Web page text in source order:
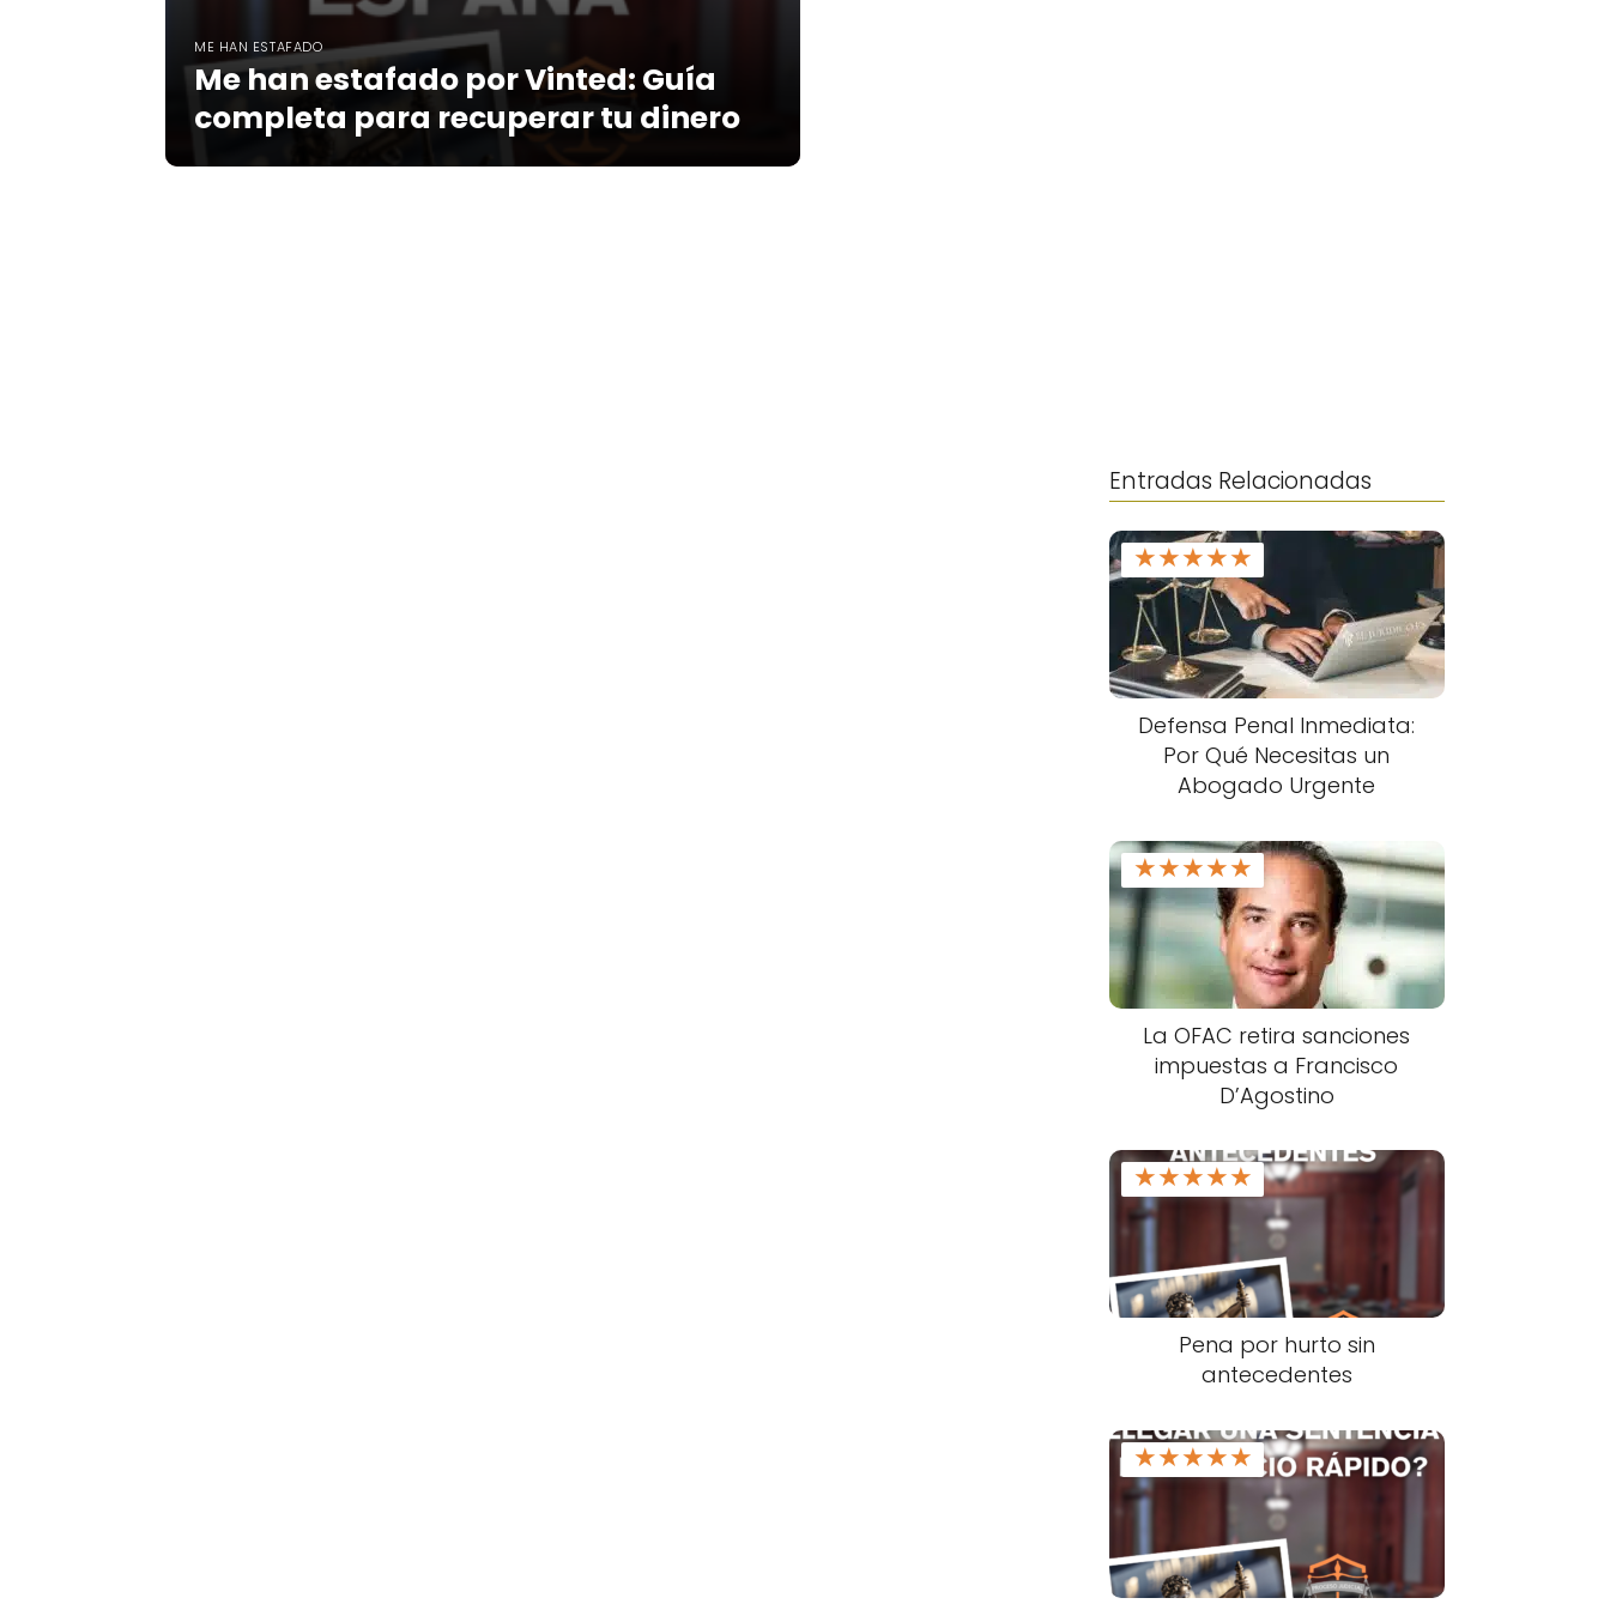
ME HAN ESTAFADO
Me han estafado por Vinted: Guía
completa para recuperar tu dinero
Entradas Relacionadas
★★★★★
Defensa Penal Inmediata:
Por Qué Necesitas un
Abogado Urgente
★★★★★
La OFAC retira sanciones
impuestas a Francisco
D’Agostino
★★★★★
Pena por hurto sin
antecedentes
★★★★★